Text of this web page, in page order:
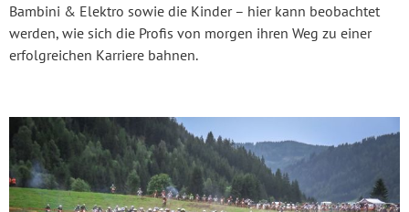
Bambini & Elektro sowie die Kinder – hier kann beobachtet
werden, wie sich die Profis von morgen ihren Weg zu einer
erfolgreichen Karriere bahnen.